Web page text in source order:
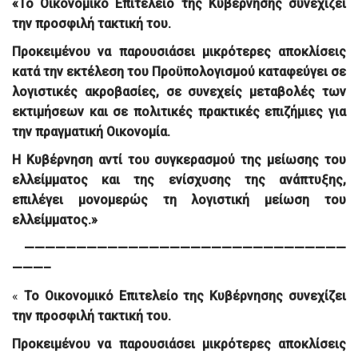
«Το Οικονομικό Επιτελείο της Κυβέρνησης συνεχίζει
την προσφιλή τακτική του.
Προκειμένου να παρουσιάσει μικρότερες αποκλίσεις
κατά την εκτέλεση του Προϋπολογισμού καταφεύγει σε
λογιστικές ακροβασίες, σε συνεχείς μεταβολές των
εκτιμήσεων και σε πολιτικές πρακτικές επιζήμιες για
την πραγματική Οικονομία.
Η Κυβέρνηση αντί του συγκερασμού της μείωσης του
ελλείμματος και της ενίσχυσης της ανάπτυξης,
επιλέγει μονομερώς τη λογιστική μείωση του
ελλείμματος.»
———————————————————————————————
———–
« Το Οικονομικό Επιτελείο της Κυβέρνησης συνεχίζει
την προσφιλή τακτική του.
Προκειμένου να παρουσιάσει μικρότερες αποκλίσεις